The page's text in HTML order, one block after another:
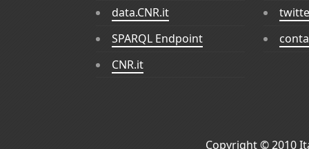
data.CNR.it
SPARQL Endpoint
CNR.it
Copyright © 2010